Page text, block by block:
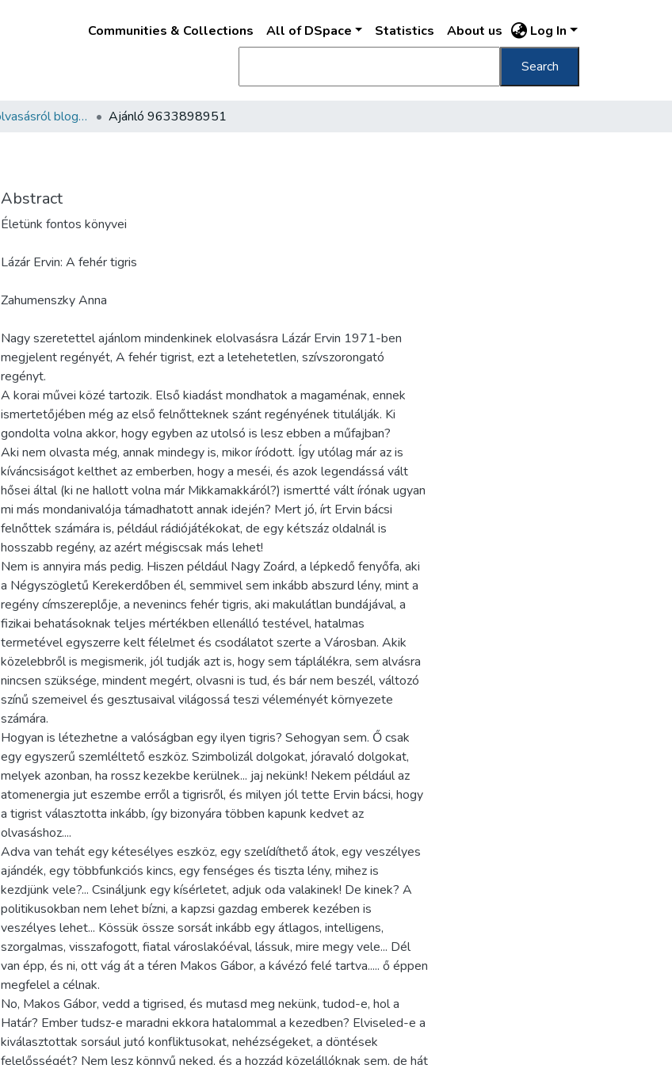
Communities & Collections All of DSpace Statistics About us Log In
Search
Olvasók az olvasásról blog könyvajánlói Ajánló 9633898951
Abstract
Életünk fontos könyvei
Lázár Ervin: A fehér tigris
Zahumenszky Anna
Nagy szeretettel ajánlom mindenkinek elolvasásra Lázár Ervin 1971-ben
megjelent regényét, A fehér tigrist, ezt a letehetetlen, szívszorongató
regényt.
A korai művei közé tartozik. Első kiadást mondhatok a magaménak, ennek
ismertetőjében még az első felnőtteknek szánt regényének titulálják. Ki
gondolta volna akkor, hogy egyben az utolsó is lesz ebben a műfajban?
Aki nem olvasta még, annak mindegy is, mikor íródott. Így utólag már az is
kíváncsiságot kelthet az emberben, hogy a meséi, és azok legendássá vált
hősei által (ki ne hallott volna már Mikkamakkáról?) ismertté vált írónak ugyan
mi más mondanivalója támadhatott annak idején? Mert jó, írt Ervin bácsi
felnőttek számára is, például rádiójátékokat, de egy kétszáz oldalnál is
hosszabb regény, az azért mégiscsak más lehet!
Nem is annyira más pedig. Hiszen például Nagy Zoárd, a lépkedő fenyőfa, aki
a Négyszögletű Kerekerdőben él, semmivel sem inkább abszurd lény, mint a
regény címszereplője, a nevenincs fehér tigris, aki makulátlan bundájával, a
fizikai behatásoknak teljes mértékben ellenálló testével, hatalmas
termetével egyszerre kelt félelmet és csodálatot szerte a Városban. Akik
közelebbről is megismerik, jól tudják azt is, hogy sem táplálékra, sem alvásra
nincsen szüksége, mindent megért, olvasni is tud, és bár nem beszél, változó
színű szemeivel és gesztusaival világossá teszi véleményét környezete
számára.
Hogyan is létezhetne a valóságban egy ilyen tigris? Sehogyan sem. Ő csak
egy egyszerű szemléltető eszköz. Szimbolizál dolgokat, jóravaló dolgokat,
melyek azonban, ha rossz kezekbe kerülnek... jaj nekünk! Nekem például az
atomenergia jut eszembe erről a tigrisről, és milyen jól tette Ervin bácsi, hogy
a tigrist választotta inkább, így bizonyára többen kapunk kedvet az
olvasáshoz....
Adva van tehát egy kétesélyes eszköz, egy szelídíthető átok, egy veszélyes
ajándék, egy többfunkciós kincs, egy fenséges és tiszta lény, mihez is
kezdjünk vele?... Csináljunk egy kísérletet, adjuk oda valakinek! De kinek? A
politikusokban nem lehet bízni, a kapzsi gazdag emberek kezében is
veszélyes lehet... Kössük össze sorsát inkább egy átlagos, intelligens,
szorgalmas, visszafogott, fiatal városlakóéval, lássuk, mire megy vele... Dél
van épp, és ni, ott vág át a téren Makos Gábor, a kávézó felé tartva..... ő éppen
megfelel a célnak.
No, Makos Gábor, vedd a tigrised, és mutasd meg nekünk, tudod-e, hol a
Határ? Ember tudsz-e maradni ekkora hatalommal a kezedben? Elviseled-e a
kiválasztottak sorsául jutó konfliktusokat, nehézségeket, a döntések
felelősségét? Nem lesz könnyű neked, és a hozzád közelállóknak sem, de hát